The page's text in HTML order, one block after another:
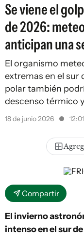
Se viene el
de 2026:
anticipan una
El organismo
extremas en el sur
polar también
descenso térmico
18 de junio 2026
Compartir
El invierno
intenso en el sur